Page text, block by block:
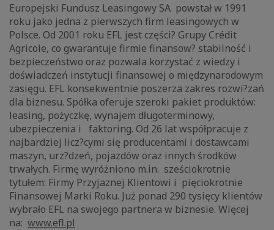
Europejski Fundusz Leasingowy SA powstał w 1991
roku jako jedna z pierwszych firm leasingowych w
Polsce. Od 2001 roku EFL jest części? Grupy Crédit
Agricole, co gwarantuje firmie finansow? stabilność i
bezpieczeństwo oraz pozwala korzystać z wiedzy i
doświadczeń instytucji finansowej o międzynarodowym
zasięgu. EFL konsekwentnie poszerza zakres rozwi?zań
dla biznesu. Spółka oferuje szeroki pakiet produktów:
leasing, pożyczkę, wynajem długoterminowy,
ubezpieczenia i faktoring. Od 26 lat współpracuje z
najbardziej licz?cymi się producentami i dostawcami
maszyn, urz?dzeń, pojazdów oraz innych środków
trwałych. Firmę wyróżniono m.in. sześciokrotnie
tytułem: Firmy Przyjaznej Klientowi i pięciokrotnie
Finansowej Marki Roku. Już ponad 290 tysięcy klientów
wybrało EFL na swojego partnera w biznesie. Więcej
na: www.efl.pl